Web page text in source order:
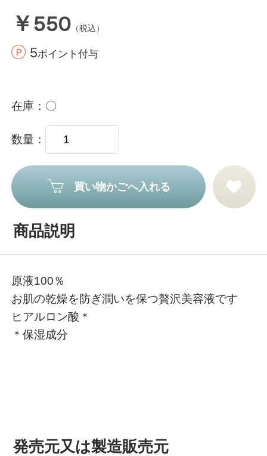
￥550 （税込）
5ポイント付与
在庫 〇
数量
買い物かごへ入れる
商品説明
原液100％
お肌の乾燥を防ぎ潤いを保つ贅沢美容液です
ヒアルロン酸＊
＊保湿成分
発売元又は製造販売元